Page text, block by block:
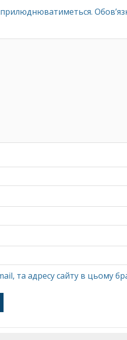
та адресу сайту в цьому